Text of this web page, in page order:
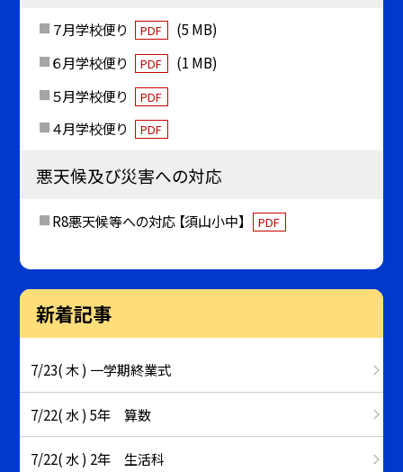
７月学校便り PDF
(5 MB)
６月学校便り
PDF
(1 MB)
５月学校便り
PDF
４月学校便り PDF
悪天候及び災害への対応
R8悪天候等への対応 【須山小中】 PDF
新着記事
7/23( 木 ) 一学期終業式
7/22( 水 ) 5年 算数
7/22( 水 ) 2年 生活科